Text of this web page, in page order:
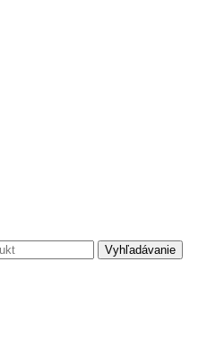
Vyhľadávanie